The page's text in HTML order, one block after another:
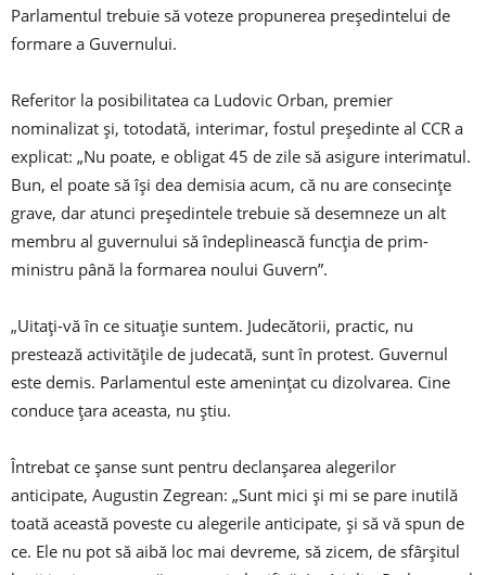
Parlamentul trebuie să voteze propunerea președintelui de
formare a Guvernului.
Referitor la posibilitatea ca Ludovic Orban, premier
nominalizat și, totodată, interimar, fostul președinte al CCR a
explicat: „Nu poate, e obligat 45 de zile să asigure interimatul.
Bun, el poate să își dea demisia acum, că nu are consecințe
grave, dar atunci președintele trebuie să desemneze un alt
membru al guvernului să îndeplinească funcția de prim-
ministru până la formarea noului Guvern”.
„Uitați-vă în ce situație suntem. Judecătorii, practic, nu
prestează activitățile de judecată, sunt în protest. Guvernul
este demis. Parlamentul este amenințat cu dizolvarea. Cine
conduce țara aceasta, nu știu.
Întrebat ce șanse sunt pentru declanșarea alegerilor
anticipate, Augustin Zegrean: „Sunt mici și mi se pare inutilă
toată această poveste cu alegerile anticipate, și să vă spun de
ce. Ele nu pot să aibă loc mai devreme, să zicem, de sfârșitul